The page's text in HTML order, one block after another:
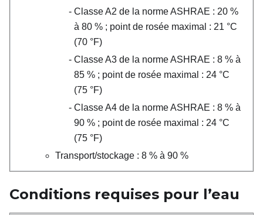
Classe A2 de la norme ASHRAE : 20 %
à 80 % ; point de rosée maximal : 21 °C
(70 °F)
Classe A3 de la norme ASHRAE : 8 % à
85 % ; point de rosée maximal : 24 °C
(75 °F)
Classe A4 de la norme ASHRAE : 8 % à
90 % ; point de rosée maximal : 24 °C
(75 °F)
Transport/stockage : 8 % à 90 %
Conditions requises pour l’eau